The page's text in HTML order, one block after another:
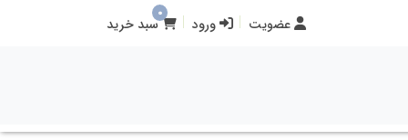
عضویت ورود
0
سبد خرید